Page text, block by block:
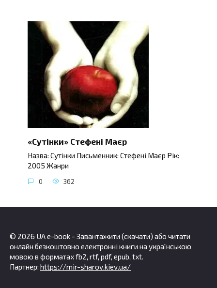
«Сутінки» Стефені Маєр
Назва: Сутінки Письменник: Стефені Маєр Рік:
2005 Жанри
0 362
© 2026 UA e-book - Завантажити (скачати) або читати
онлайн безкоштовно електронні книги на українською
мовою в форматах fb2, rtf, pdf, epub, txt.
Партнер: https://mir-sharov.kiev.ua/